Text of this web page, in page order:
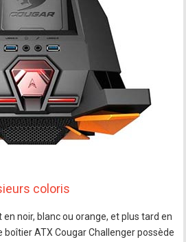
coloris
noir, blanc ou orange, et plus tard en
boîtier ATX Cougar Challenger possède